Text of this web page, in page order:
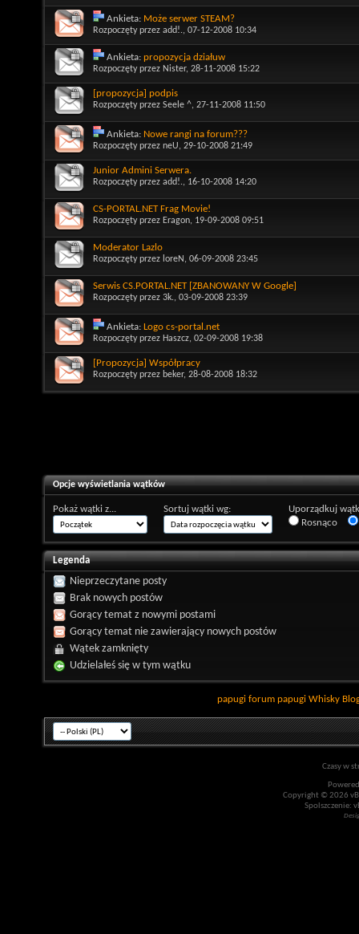
Ankieta: Może serwer STEAM?
Rozpoczęty przez add!., 07-12-2008 10:34
Ankieta: propozycja działuw
Rozpoczęty przez Nister, 28-11-2008 15:22
[propozycja] podpis
Rozpoczęty przez Seele ^, 27-11-2008 11:50
Ankieta: Nowe rangi na forum???
Rozpoczęty przez neU, 29-10-2008 21:49
Junior Admini Serwera.
Rozpoczęty przez add!., 16-10-2008 14:20
CS-PORTAL.NET Frag Movie!
Rozpoczęty przez Eragon, 19-09-2008 09:51
Moderator Lazlo
Rozpoczęty przez loreN , 06-09-2008 23:45
Serwis CS.PORTAL.NET [ZBANOWANY W Google]
Rozpoczęty przez 3k., 03-09-2008 23:39
Ankieta: Logo cs-portal.net
Rozpoczęty przez Haszcz, 02-09-2008 19:38
[Propozycja] Współpracy
Rozpoczęty przez beker, 28-08-2008 18:32
Opcje wyświetlania wątków
Pokaż wątki z... Sortuj wątki wg:
Uporządkuj
Rosnąco
Legenda
Nieprzeczytane posty
Brak nowych postów
Gorący temat z nowymi postami
Gorący temat nie zawierający nowych postów
Wątek zamknięty
Udzielałeś się w tym wątku
papugi forum papugi Whisky
Czasy w
Copyright © 2026
Spolszczenie: